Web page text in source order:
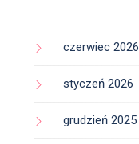
czerwiec 2026
styczeń 2026
grudzień 2025